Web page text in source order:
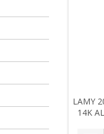
LAMY
14K